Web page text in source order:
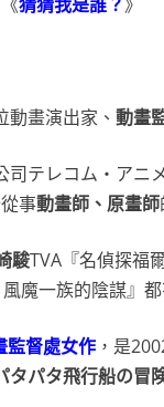
動畫演出家、 動畫
司テレコム・アニ
事動畫師、原畫師
駿TVA『名偵探福
魔一族的陰謀』
監督處女作 ，是
タパタ飛行船の冒